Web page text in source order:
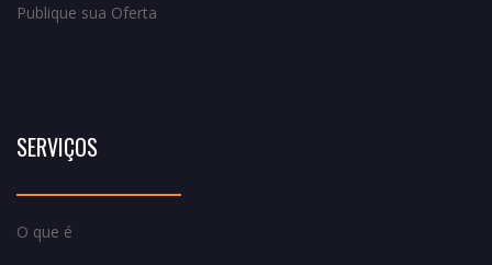
Publique sua Oferta
SERVIÇOS
O que é